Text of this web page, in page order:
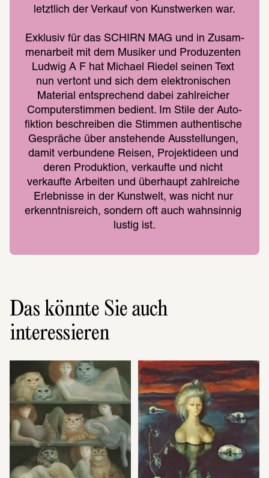
letzt­lich der Verkauf von Kunst­wer­ken war.
Exklu­siv für das SCHIRN MAG und in Zusam­
men­ar­beit mit dem Musi­ker und Produ­zen­ten
Ludwig A F hat Michael Riedel seinen Text
nun vertont und sich dem elek­tro­ni­schen
Mate­rial entspre­chend dabei zahl­rei­cher
Compu­ter­stim­men bedient. Im Stile der Auto­
fik­tion beschrei­ben die Stim­men authen­ti­sche
Gesprä­che über anste­hende Ausstel­lun­gen,
damit verbun­dene Reisen, Projekt­ideen und
deren Produk­tion, verkaufte und nicht
verkaufte Arbei­ten und über­haupt zahl­rei­che
Erleb­nisse in der Kunst­welt, was nicht nur
erkennt­nis­reich, sondern oft auch wahn­sin­nig
lustig ist.
Das könnte Sie auch
interessieren